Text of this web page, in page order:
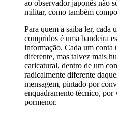
ao observador japonês não
militar, como também
Para quem a saiba ler, cada
compridos é uma bandeira
informação. Cada um conta
diferente, mas talvez mais
caricatural, dentro de um
radicalmente diferente
mensagem, pintado por
enquadramento técnico, por
pormenor.